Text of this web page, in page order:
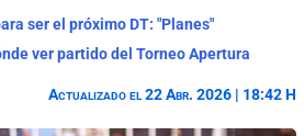
ser el próximo DT: "Planes"
ver partido del Torneo Apertura
Actualizado el 22 Abr. 2026 | 18:42 H